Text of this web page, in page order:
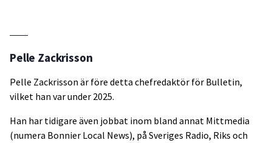
Pelle Zackrisson
Pelle Zackrisson är före detta chefredaktör för Bulletin,
vilket han var under 2025.
Han har tidigare även jobbat inom bland annat Mittmedia
(numera Bonnier Local News), på Sveriges Radio, Riks och